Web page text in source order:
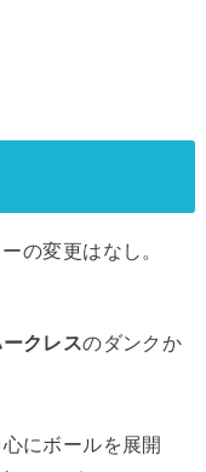
の変更はなし。
クレスのダンクか
心にボールを展開